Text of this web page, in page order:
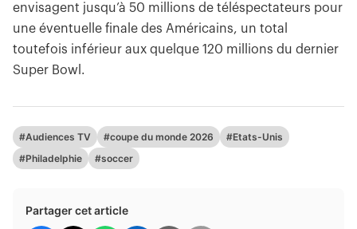
envisagent jusqu’à 50 millions de téléspectateurs pour
une éventuelle finale des Américains, un total
toutefois inférieur aux quelque 120 millions du dernier
Super Bowl.
#Audiences TV #coupe du monde 2026
#Etats-Unis
#Philadelphie
#soccer
Partager cet article